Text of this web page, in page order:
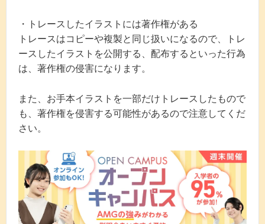
・トレースしたイラストには著作権がある
トレースはコピーや複製と同じ扱いになるので、
トレ
ースしたイラストを公開する、配布するといった行為
は、著作権の侵害になります。
また、お手本イラストを一部だけトレースしたもので
も、著作権を侵害する可能性があるので注意してくだ
さい。